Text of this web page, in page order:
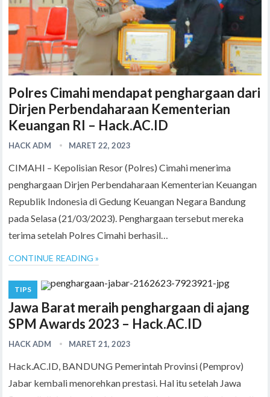
Polres Cimahi mendapat penghargaan dari
Dirjen Perbendaharaan Kementerian
Keuangan RI – Hack.AC.ID
HACK ADM MARET 22, 2023
CIMAHI – Kepolisian Resor (Polres) Cimahi menerima
penghargaan Dirjen Perbendaharaan Kementerian Keuangan
Republik Indonesia di Gedung Keuangan Negara Bandung
pada Selasa (21/03/2023). Penghargaan tersebut mereka
terima setelah Polres Cimahi berhasil…
CONTINUE READING »
TIPS
Jawa Barat meraih penghargaan di ajang
SPM Awards 2023 – Hack.AC.ID
HACK ADM MARET 21, 2023
Hack.AC.ID, BANDUNG Pemerintah Provinsi (Pemprov)
Jabar kembali menorehkan prestasi. Hal itu setelah Jawa